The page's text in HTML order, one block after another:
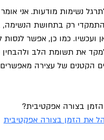
נשימות מודעות. אני אומר
התמקדי רק בתחושת
כמו כן, אפשר
את תשומת הלב
הקטנים של עצירה
בצורה אפקטיבית?
את הזמן בצורה אפקטיבית